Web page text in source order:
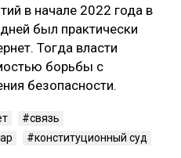
в начале 2022 года в
был практически
Тогда власти
борьбы с
безопасности.
связь
конституционный суд